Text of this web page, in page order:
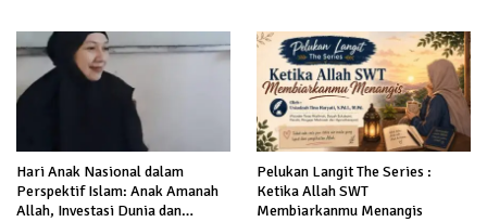
Hari Anak Nasional dalam
Perspektif Islam: Anak Amanah
Allah, Investasi Dunia dan
Pelukan Langit The Series :
Ketika Allah SWT
Membiarkanmu Menangis